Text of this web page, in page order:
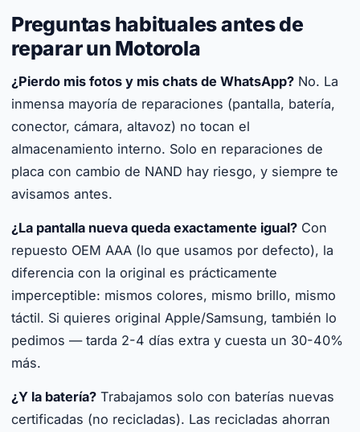
Preguntas habituales antes de
reparar un Motorola
¿Pierdo mis fotos y mis chats de WhatsApp? No. La
inmensa mayoría de reparaciones (pantalla, batería,
conector, cámara, altavoz) no tocan el
almacenamiento interno. Solo en reparaciones de
placa con cambio de NAND hay riesgo, y siempre te
avisamos antes.
¿La pantalla nueva queda exactamente igual? Con
repuesto OEM AAA (lo que usamos por defecto), la
diferencia con la original es prácticamente
imperceptible: mismos colores, mismo brillo, mismo
táctil. Si quieres original Apple/Samsung, también lo
pedimos — tarda 2-4 días extra y cuesta un 30-40%
más.
¿Y la batería? Trabajamos solo con baterías nuevas
certificadas (no recicladas). Las recicladas ahorran